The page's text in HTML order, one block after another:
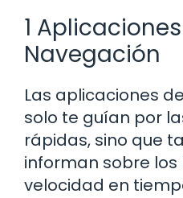
1
Navegación
Las aplicaciones
solo te guían por
rápidas, sino que
informan sobre
velocidad en